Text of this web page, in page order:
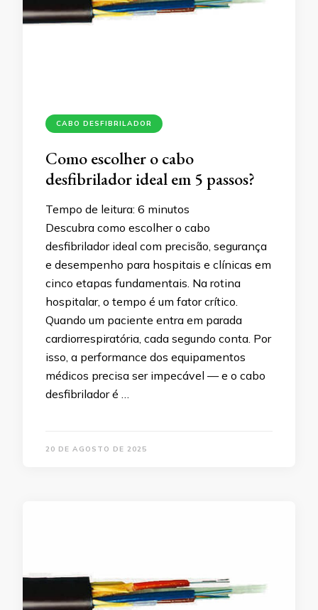
CABO DESFIBRILADOR
Como escolher o cabo
desfibrilador ideal em 5 passos?
Tempo de leitura: 6 minutos
Descubra como escolher o cabo
desfibrilador ideal com precisão, segurança
e desempenho para hospitais e clínicas em
cinco etapas fundamentais. Na rotina
hospitalar, o tempo é um fator crítico.
Quando um paciente entra em parada
cardiorrespiratória, cada segundo conta. Por
isso, a performance dos equipamentos
médicos precisa ser impecável — e o cabo
desfibrilador é …
20 DE AGOSTO DE 2025